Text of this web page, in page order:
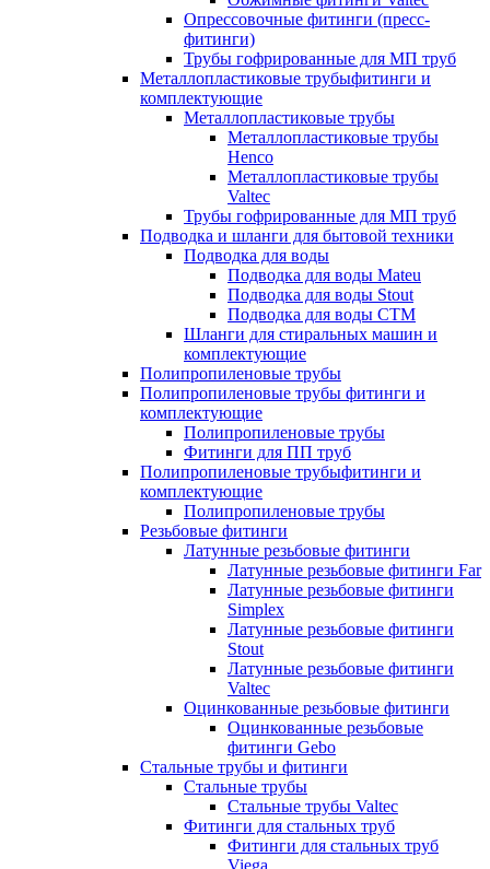
Опрессовочные фитинги (пресс-
фитинги)
Трубы гофрированные для МП труб
Металлопластиковые трубыфитинги и
комплектующие
Металлопластиковые трубы
Металлопластиковые трубы
Henco
Металлопластиковые трубы
Valtec
Трубы гофрированные для МП труб
Подводка и шланги для бытовой техники
Подводка для воды
Подводка для воды Mateu
Подводка для воды Stout
Подводка для воды СТМ
Шланги для стиральных машин и
комплектующие
Полипропиленовые трубы
Полипропиленовые трубы фитинги и
комплектующие
Полипропиленовые трубы
Фитинги для ПП труб
Полипропиленовые трубыфитинги и
комплектующие
Полипропиленовые трубы
Резьбовые фитинги
Латунные резьбовые фитинги
Латунные резьбовые фитинги Far
Латунные резьбовые фитинги
Simplex
Латунные резьбовые фитинги
Stout
Латунные резьбовые фитинги
Valtec
Оцинкованные резьбовые фитинги
Оцинкованные резьбовые
фитинги Gebo
Стальные трубы и фитинги
Стальные трубы
Стальные трубы Valtec
Фитинги для стальных труб
Фитинги для стальных труб